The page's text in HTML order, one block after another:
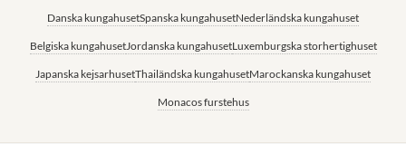
Danska kungahusetSpanska kungahusetNederländska kungahuset
Belgiska kungahusetJordanska kungahusetLuxemburgska storhertighuset
Japanska kejsarhusetThailändska kungahusetMarockanska kungahuset
Monacos furstehus